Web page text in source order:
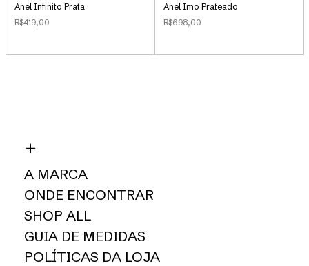
Anel Infinito Prata
R$419,00
Anel Imo Prateado
R$698,00
A MARCA
ONDE ENCONTRAR
SHOP ALL
GUIA DE MEDIDAS
POLÍTICAS DA LOJA